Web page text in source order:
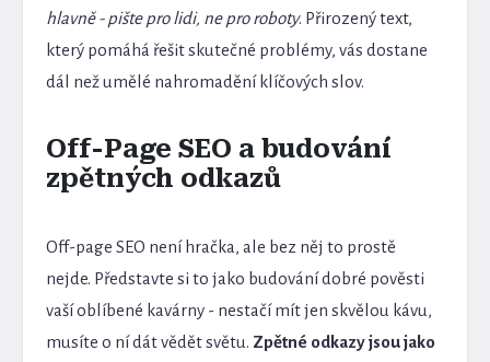
hlavně - pište pro lidi, ne pro roboty. Přirozený text,
který pomáhá řešit skutečné problémy, vás dostane
dál než umělé nahromadění klíčových slov.
Off-Page SEO a budování
zpětných odkazů
Off-page SEO není hračka, ale bez něj to prostě
nejde. Představte si to jako budování dobré pověsti
vaší oblíbené kavárny - nestačí mít jen skvělou kávu,
musíte o ní dát vědět světu. Zpětné odkazy jsou jako